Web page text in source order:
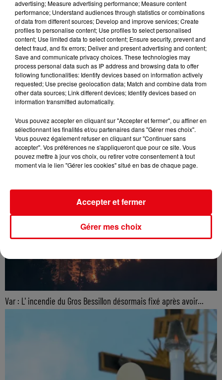
Nuits des étoiles 2026 : trois soirées pour observer le ciel et...
Var : L' incendie du Gros Bessillon désormais fixé après avoir...
advertising; Measure advertising performance; Measure content
performance; Understand audiences through statistics or combinations
of data from different sources; Develop and improve services; Create
profiles to personalise content; Use profiles to select personalised
content; Use limited data to select content; Ensure security, prevent and
detect fraud, and fix errors; Deliver and present advertising and content;
Save and communicate privacy choices. These technologies may
process personal data such as IP address and browsing data to offer
following functionalities: Identify devices based on information actively
requested; Use precise geolocation data; Match and combine data from
other data sources; Link different devices; Identify devices based on
information transmitted automatically.
Vous pouvez accepter en cliquant sur "Accepter et fermer", ou affiner en
sélectionnant les finalités et/ou partenaires dans "Gérer mes choix".
Vous pouvez également refuser en cliquant sur "Continuer sans
accepter". Vos préférences ne s'appliqueront que pour ce site. Vous
pouvez mettre à jour vos choix, ou retirer votre consentement à tout
moment via le lien "Gérer les cookies" situé en bas de chaque page.
Gérer mes choix
Accepter et fermer